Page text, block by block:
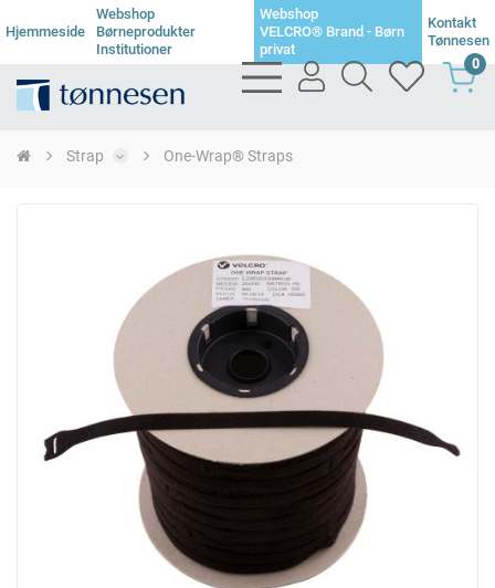
Hjemmeside
Webshop
Børneprodukter
Institutioner
Webshop
VELCRO® Brand - Børn
privat
Kontakt
Tønnesen
bars
light
user
searchheart 0
Strap One-Wrap® Straps